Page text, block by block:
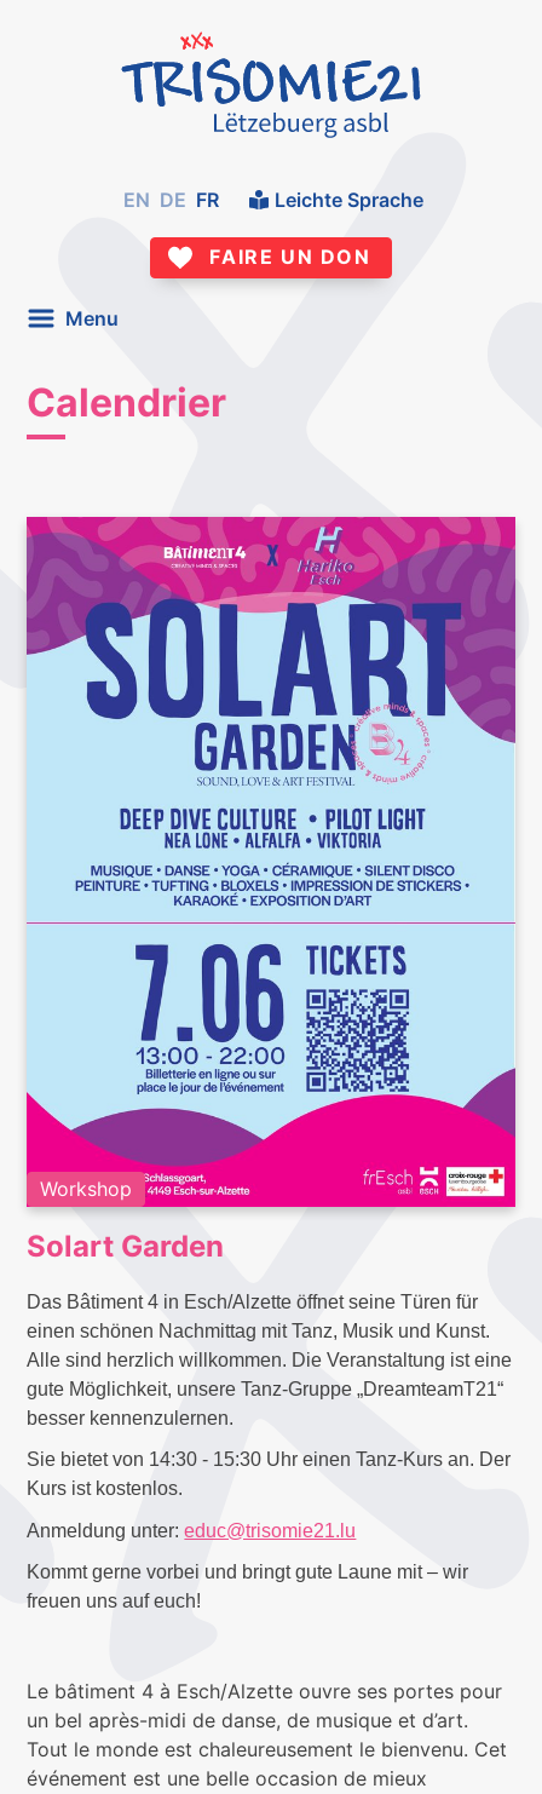
EN DE FR Leichte Sprache
FAIRE UN DON
Menu
Calendrier
Workshop
Solart Garden
Das Bâtiment 4 in Esch/Alzette öffnet seine Türen für
einen schönen Nachmittag mit Tanz, Musik und Kunst.
Alle sind herzlich willkommen. Die Veranstaltung ist eine
gute Möglichkeit, unsere Tanz-Gruppe „DreamteamT21“
besser kennenzulernen.
Sie bietet von 14:30 - 15:30 Uhr einen Tanz-Kurs an. Der
Kurs ist kostenlos.
Anmeldung unter:educ@trisomie21.lu
Kommt gerne vorbei und bringt gute Laune mit – wir
freuen uns auf euch!
Le bâtiment 4 à Esch/Alzette ouvre ses portes pour
un bel après-midi de danse, de musique et d’art.
Tout le monde est chaleureusement le bienvenu. Cet
événement est une belle occasion de mieux